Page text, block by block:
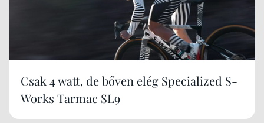
Csak 4 watt, de bőven elég Specialized S-
Works Tarmac SL9